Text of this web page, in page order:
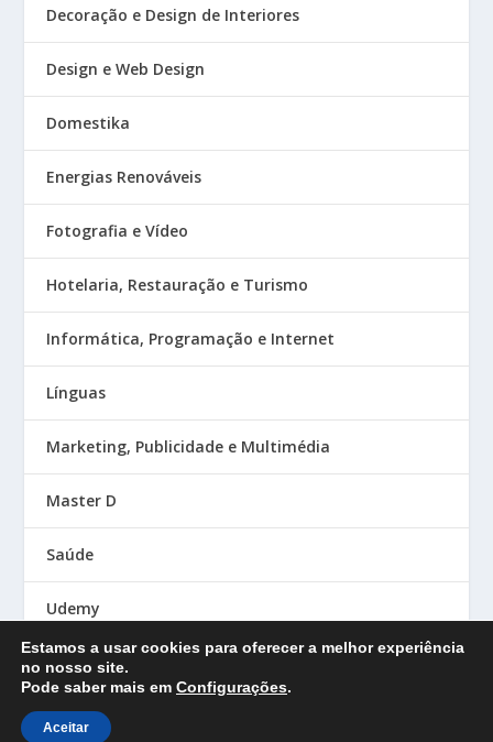
Decoração e Design de Interiores
Design e Web Design
Domestika
Energias Renováveis
Fotografia e Vídeo
Hotelaria, Restauração e Turismo
Informática, Programação e Internet
Línguas
Marketing, Publicidade e Multimédia
Master D
Saúde
Udemy
Designed by
Estamos a usar cookies para oferecer a melhor experiência
no nosso site.
Pode saber mais em Configurações.
Aceitar